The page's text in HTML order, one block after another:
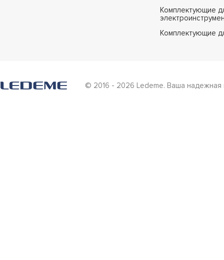
Комплектующие
Комплектующие
© 2016 - 2026 Ledeme. Ваша